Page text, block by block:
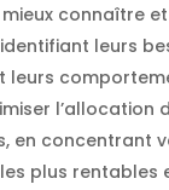
mieux connaître
leurs
leurs
l’allocation
en concentrant
plus rentables